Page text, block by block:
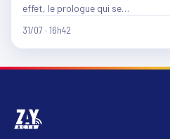
effet, le prologue qui se…
31/07 · 16h42